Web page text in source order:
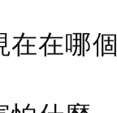
在在哪